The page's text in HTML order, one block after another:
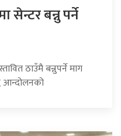
सेन्टर बन्नु पर्ने
ठाउँमै बन्नुपर्ने माग
आन्दोलनको